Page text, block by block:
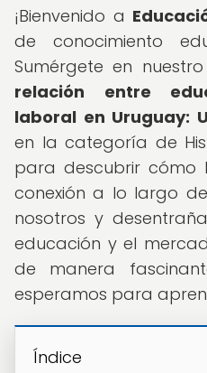
¡Bienvenido a
de conocimiento
Sumérgete en
relación entre
laboral en Uruguay:
en la categoría de
para descubrir cómo
conexión a lo largo
nosotros y
educación y el
de manera
esperamos para
Índice